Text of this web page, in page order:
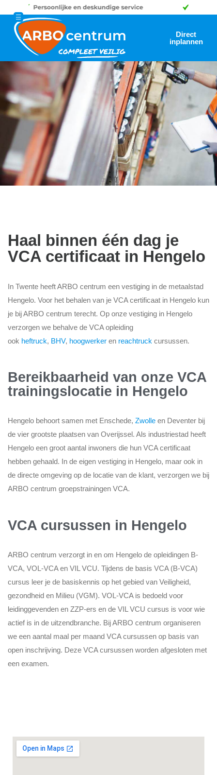
Direct
inplannen
Haal binnen één dag je
VCA certificaat in Hengelo
In Twente heeft ARBO centrum een vestiging in de metaalstad
Hengelo. Voor het behalen van je VCA certificaat in Hengelo kun
je bij ARBO centrum terecht. Op onze vestiging in Hengelo
verzorgen we behalve de VCA opleiding
ook heftruck, BHV, hoogwerker en reachtruck cursussen.
Bereikbaarheid van onze VCA
trainingslocatie in Hengelo
Hengelo behoort samen met Enschede, Zwolle en Deventer bij
de vier grootste plaatsen van Overijssel. Als industriestad heeft
Hengelo een groot aantal inwoners die hun VCA certificaat
hebben gehaald. In de eigen vestiging in Hengelo, maar ook in
de directe omgeving op de locatie van de klant, verzorgen we bij
ARBO centrum groepstrainingen VCA.
VCA cursussen in Hengelo
ARBO centrum verzorgt in en om Hengelo de opleidingen B-
VCA, VOL-VCA en VIL VCU. Tijdens de basis VCA (B-VCA)
cursus leer je de basiskennis op het gebied van Veiligheid,
gezondheid en Milieu (VGM). VOL-VCA is bedoeld voor
leidinggevenden en ZZP-ers en de VIL VCU cursus is voor wie
actief is in de uitzendbranche. Bij ARBO centrum organiseren
we een aantal maal per maand VCA cursussen op basis van
open inschrijving. Deze VCA cursussen worden afgesloten met
een examen.